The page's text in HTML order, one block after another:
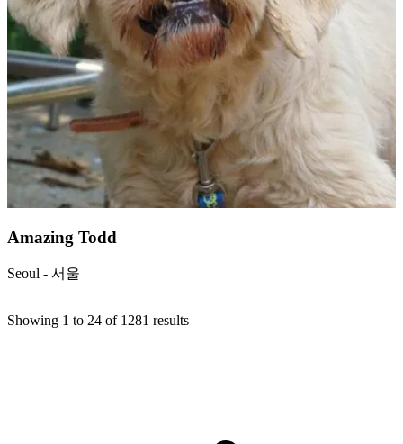
Amazing Todd
Seoul - 서울
Showing 1 to 24 of 1281 results